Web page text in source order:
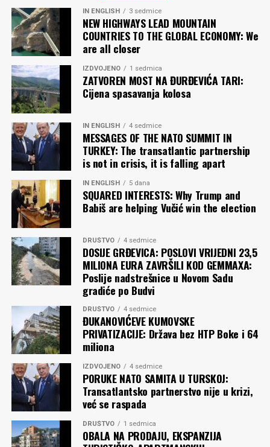
IN ENGLISH 3 sedmice
NEW HIGHWAYS LEAD MOUNTAIN
COUNTRIES TO THE GLOBAL ECONOMY: We
are all closer
IZDVOJENO 1 sedmica
ZATVOREN MOST NA ĐURĐEVIĆA TARI:
Cijena spasavanja kolosa
IN ENGLISH 4 sedmice
MESSAGES OF THE NATO SUMMIT IN
TURKEY: The transatlantic partnership
is not in crisis, it is falling apart
IN ENGLISH 5 dana
SQUARED INTERESTS: Why Trump and
Babiš are helping Vučić win the election
DRUŠTVO 4 sedmice
DOSIJE GRĐEVICA: POSLOVI VRIJEDNI 23,5
MILIONA EURA ZAVRŠILI KOD GEMMAXA:
Poslije nadstrešnice u Novom Sadu
gradiće po Budvi
DRUŠTVO 4 sedmice
ĐUKANOVIĆEVE KUMOVSKE
PRIVATIZACIJE: Država bez HTP Boke i 64
miliona
IZDVOJENO 4 sedmice
PORUKE NATO SAMITA U TURSKOJ:
Transatlantsko partnerstvo nije u krizi,
već se raspada
DRUŠTVO 1 sedmica
OBALA NA PRODAJU, EKSPANZIJA